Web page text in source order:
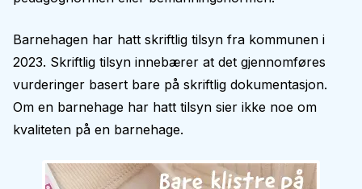
Barnehagen har hatt skriftlig tilsyn fra kommunen i
2023. Skriftlig tilsyn innebærer at det gjennomføres
vurderinger basert bare på skriftlig dokumentasjon.
Om en barnehage har hatt tilsyn sier ikke noe om
kvaliteten på en barnehage.